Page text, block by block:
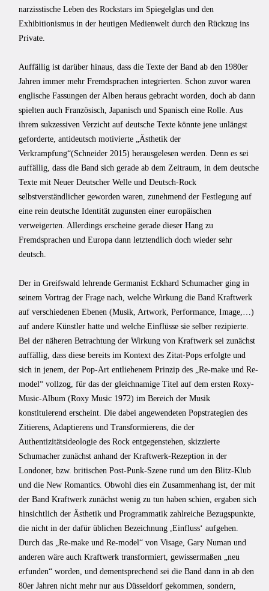
narzisstische Leben des Rockstars im Spiegelglas und den
Exhibitionismus in der heutigen Medienwelt durch den Rückzug ins
Private.
Auffällig ist darüber hinaus, dass die Texte der Band ab den 1980er
Jahren immer mehr Fremdsprachen integrierten. Schon zuvor waren
englische Fassungen der Alben heraus gebracht worden, doch ab dann
spielten auch Französisch, Japanisch und Spanisch eine Rolle. Aus
ihrem sukzessiven Verzicht auf deutsche Texte könnte jene unlängst
geforderte, antideutsch motivierte „Ästhetik der
Verkrampfung“(Schneider 2015) herausgelesen werden. Denn es sei
auffällig, dass die Band sich gerade ab dem Zeitraum, in dem deutsche
Texte mit Neuer Deutscher Welle und Deutsch-Rock
selbstverständlicher geworden waren, zunehmend der Festlegung auf
eine rein deutsche Identität zugunsten einer europäischen
verweigerten. Allerdings erscheine gerade dieser Hang zu
Fremdsprachen und Europa dann letztendlich doch wieder sehr
deutsch.
Der in Greifswald lehrende Germanist Eckhard Schumacher ging in
seinem Vortrag der Frage nach, welche Wirkung die Band Kraftwerk
auf verschiedenen Ebenen (Musik, Artwork, Performance, Image,…)
auf andere Künstler hatte und welche Einflüsse sie selber rezipierte.
Bei der näheren Betrachtung der Wirkung von Kraftwerk sei zunächst
auffällig, dass diese bereits im Kontext des Zitat-Pops erfolgte und
sich in jenem, der Pop-Art entliehenem Prinzip des „Re-make und Re-
model“ vollzog, für das der gleichnamige Titel auf dem ersten Roxy-
Music-Album (Roxy Music 1972) im Bereich der Musik
konstituierend erscheint. Die dabei angewendeten Popstrategien des
Zitierens, Adaptierens und Transformierens, die der
Authentizitätsideologie des Rock entgegenstehen, skizzierte
Schumacher zunächst anhand der Kraftwerk-Rezeption in der
Londoner, bzw. britischen Post-Punk-Szene rund um den Blitz-Klub
und die New Romantics. Obwohl dies ein Zusammenhang ist, der mit
der Band Kraftwerk zunächst wenig zu tun haben schien, ergaben sich
hinsichtlich der Ästhetik und Programmatik zahlreiche Bezugspunkte,
die nicht in der dafür üblichen Bezeichnung ,Einflussʻ aufgehen.
Durch das „Re-make und Re-model“ von Visage, Gary Numan und
anderen wäre auch Kraftwerk transformiert, gewissermaßen „neu
erfunden“ worden, und dementsprechend sei die Band dann in ab den
80er Jahren nicht mehr nur aus Düsseldorf gekommen, sondern,